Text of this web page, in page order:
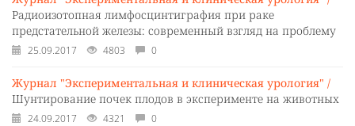
Радиоизотопная лимфосцинтиграфия при раке
предстательной железы: современный взгляд на проблему
25.09.2017 4803 0
Журнал "Экспериментальная и клиническая урология" /
Шунтирование почек плодов в эксперименте на животных
24.09.2017 4321 0